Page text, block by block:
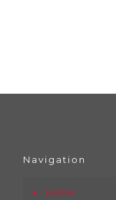
Navigation
Home